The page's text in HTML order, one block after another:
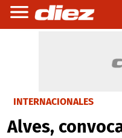
INTERNACIONALES
Alves,